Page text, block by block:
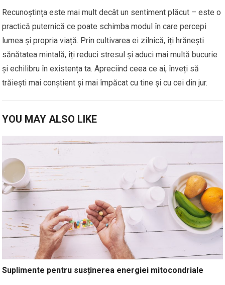
Recunoștința este mai mult decât un sentiment plăcut – este o
practică puternică ce poate schimba modul în care percepi
lumea și propria viață. Prin cultivarea ei zilnică, îți hrănești
sănătatea mintală, îți reduci stresul și aduci mai multă bucurie
și echilibru în existența ta. Apreciind ceea ce ai, înveți să
trăiești mai conștient și mai împăcat cu tine și cu cei din jur.
YOU MAY ALSO LIKE
Suplimente pentru susținerea energiei mitocondriale